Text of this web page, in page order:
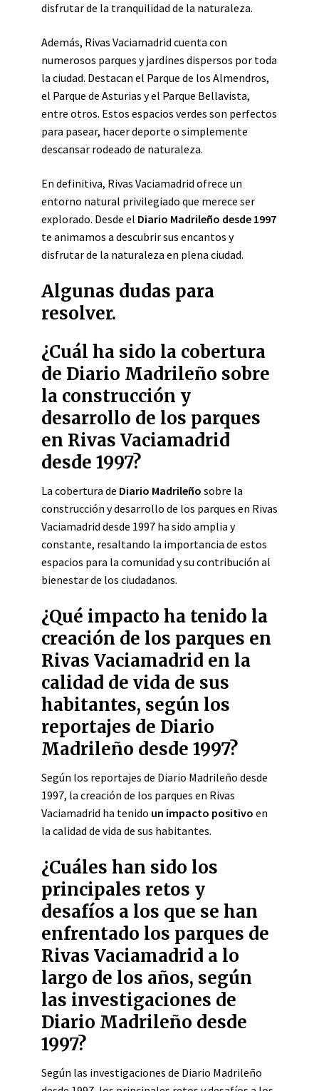
disfrutar de la tranquilidad de la naturaleza.
Además, Rivas Vaciamadrid cuenta con
numerosos parques y jardines dispersos por toda
la ciudad. Destacan el Parque de los Almendros,
el Parque de Asturias y el Parque Bellavista,
entre otros. Estos espacios verdes son perfectos
para pasear, hacer deporte o simplemente
descansar rodeado de naturaleza.
En definitiva, Rivas Vaciamadrid ofrece un
entorno natural privilegiado que merece ser
explorado. Desde el Diario Madrileño desde 1997
te animamos a descubrir sus encantos y
disfrutar de la naturaleza en plena ciudad.
Algunas dudas para
resolver.
¿Cuál ha sido la cobertura
de Diario Madrileño sobre
la construcción y
desarrollo de los parques
en Rivas Vaciamadrid
desde 1997?
La cobertura de Diario Madrileño sobre la
construcción y desarrollo de los parques en Rivas
Vaciamadrid desde 1997 ha sido amplia y
constante, resaltando la importancia de estos
espacios para la comunidad y su contribución al
bienestar de los ciudadanos.
¿Qué impacto ha tenido la
creación de los parques en
Rivas Vaciamadrid en la
calidad de vida de sus
habitantes, según los
reportajes de Diario
Madrileño desde 1997?
Según los reportajes de Diario Madrileño desde
1997, la creación de los parques en Rivas
Vaciamadrid ha tenido un impacto positivo en
la calidad de vida de sus habitantes.
¿Cuáles han sido los
principales retos y
desafíos a los que se han
enfrentado los parques de
Rivas Vaciamadrid a lo
largo de los años, según
las investigaciones de
Diario Madrileño desde
1997?
Según las investigaciones de Diario Madrileño